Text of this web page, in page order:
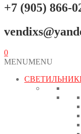
+7 (905) 866-
0
MENUMENU